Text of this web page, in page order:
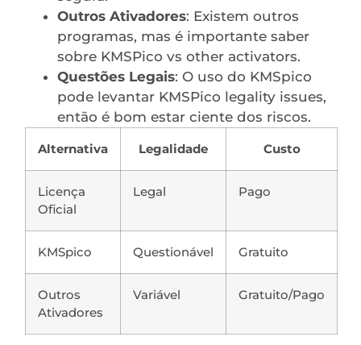
Outros Ativadores: Existem outros
programas, mas é importante saber
sobre KMSPico vs other activators.
Questões Legais: O uso do KMSpico
pode levantar KMSPico legality issues,
então é bom estar ciente dos riscos.
Alternativa Legalidade Custo
Licença
Oficial
Legal Pago
KMSpico Questionável Gratuito
Outros
Ativadores
Variável Gratuito/Pago